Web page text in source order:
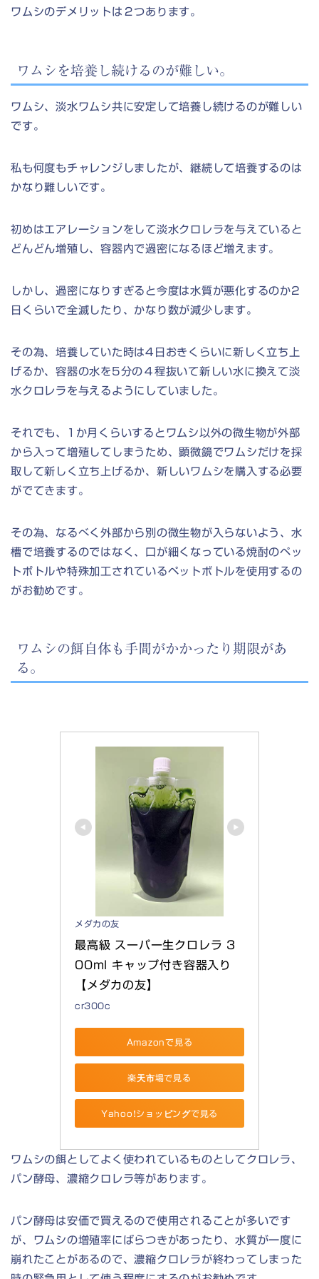
ワムシのデメリットは２つあります。
ワムシを培養し続けるのが難しい。
ワムシ、淡水ワムシ共に安定して培養し続けるのが難しい
です。
私も何度もチャレンジしましたが、継続して培養するのは
かなり難しいです。
初めはエアレーションをして淡水クロレラを与えていると
どんどん増殖し、容器内で過密になるほど増えます。
しかし、過密になりすぎると今度は水質が悪化するのか2
日くらいで全滅したり、かなり数が減少します。
その為、培養していた時は4日おきくらいに新しく立ち上
げるか、容器の水を5分の４程抜いて新しい水に換えて淡
水クロレラを与えるようにしていました。
それでも、1か月くらいするとワムシ以外の微生物が外部
から入って増殖してしまうため、顕微鏡でワムシだけを採
取して新しく立ち上げるか、新しいワムシを購入する必要
がでてきます。
その為、なるべく外部から別の微生物が入らないよう、水
槽で培養するのではなく、口が細くなっている焼酎のペッ
トボトルや特殊加工されているペットボトルを使用するの
がお勧めです。
ワムシの餌自体も手間がかかったり期限があ
る。
メダカの友
最高級 スーパー生クロレラ 3
00ml キャップ付き容器入り
【メダカの友】
cr300c
Amazonで見る
楽天市場で見る
Yahoo!ショッピングで見る
ワムシの餌としてよく使われているものとしてクロレラ、
パン酵母、濃縮クロレラ等があります。
パン酵母は安価で買えるので使用されることが多いです
が、ワムシの増殖率にばらつきがあったり、水質が一度に
崩れたことがあるので、濃縮クロレラが終わってしまった